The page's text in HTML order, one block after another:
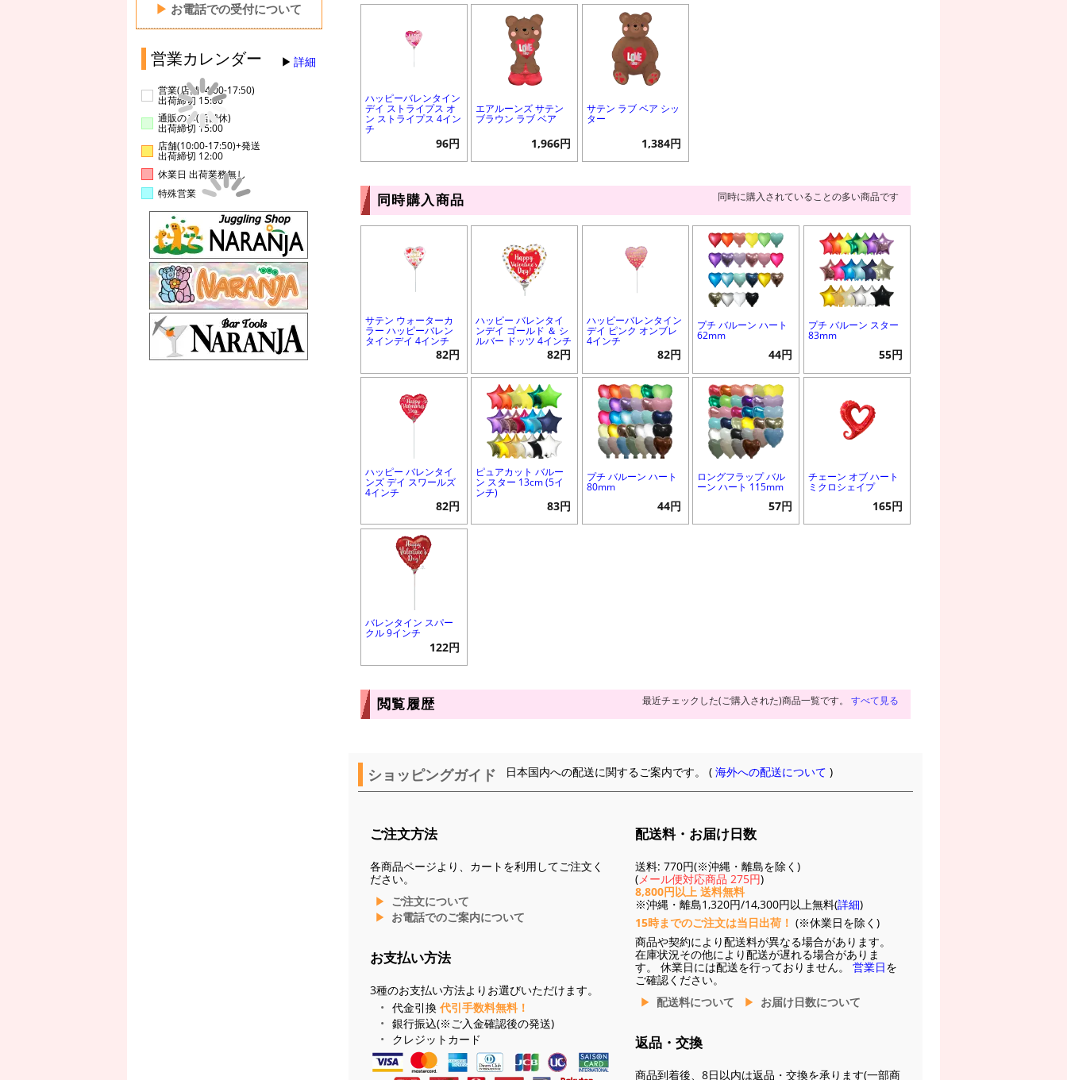
▶ お電話での受付について
営業カレンダー 詳細
営業(店舗14:00-17:50)
出荷締切 15:00
通販のみ(店舗休)
出荷締切 15:00
店舗(10:00-17:50)+発送
出荷締切 12:00
休業日 出荷業務無し
特殊営業
ハッピーバレンタイン
デイ ストライプス オ
ン ストライプス 4イン
チ
96円
エアルーンズ サテン
ブラウン ラブ ベア
1,966円
サテン ラブ ベア シッ
ター
1,384円
同時購入商品 同時に購入されていることの多い商品です
サテン ウォーターカ
ラー ハッピーバレン
タインデイ 4インチ
82円
ハッピー バレンタイ
ンデイ ゴールド ＆ シ
ルバー ドッツ 4インチ
82円
ハッピーバレンタイン
デイ ピンク オンブレ
4インチ
82円
プチ バルーン ハート
62mm
44円
プチ バルーン スター
83mm
55円
ハッピー バレンタイ
ンズ デイ スワールズ
4インチ
82円
ピュアカット バルー
ン スター 13cm (5イ
ンチ)
83円
プチ バルーン ハート
80mm
44円
ロングフラップ バル
ーン ハート 115mm
57円
チェーン オブ ハート
ミクロシェイプ
165円
バレンタイン スパー
クル 9インチ
122円
閲覧履歴 最近チェックした(ご購入された)商品一覧です。 すべて見る
ショッピングガイド 日本国内への配送に関するご案内です。 (海外への配送について )
ご注文方法
各商品ページより、カートを利用してご注文く
ださい。
ご注文について
お電話でのご案内について
お支払い方法
3種のお支払い方法よりお選びいただけます。
代金引換 代引手数料無料！
銀行振込(※ご入金確認後の発送)
クレジットカード
配送料・お届け日数
送料: 770円(※沖縄・離島を除く)
(メール便対応商品 275円)
8,800円以上 送料無料
※沖縄・離島1,320円/14,300円以上無料(詳細)
15時までのご注文は当日出荷！ (※休業日を除く)
商品や契約により配送料が異なる場合があります。
在庫状況その他により配送が遅れる場合がありま
す。 休業日には配送を行っておりません。 営業日を
ご確認ください。
配送料について
お届け日数について
返品・交換
商品到着後、8日以内は返品・交換を承ります(一部商